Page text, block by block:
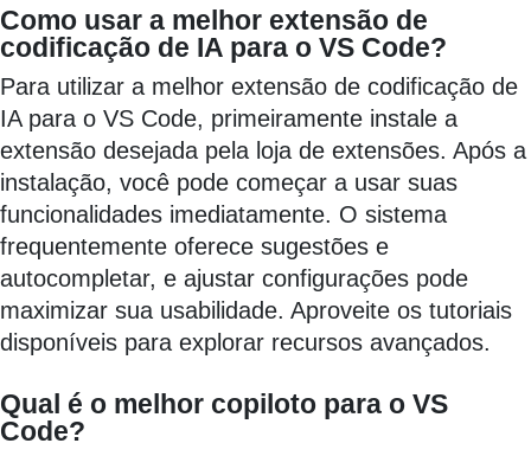
Como usar a melhor extensão de
codificação de IA para o VS Code?
Para utilizar a melhor extensão de codificação de
IA para o VS Code, primeiramente instale a
extensão desejada pela loja de extensões. Após a
instalação, você pode começar a usar suas
funcionalidades imediatamente. O sistema
frequentemente oferece sugestões e
autocompletar, e ajustar configurações pode
maximizar sua usabilidade. Aproveite os tutoriais
disponíveis para explorar recursos avançados.
Qual é o melhor copiloto para o VS
Code?